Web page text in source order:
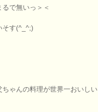
で無いっ＞＜
そす(^_^;)
ちゃんの料理が世界一おいし